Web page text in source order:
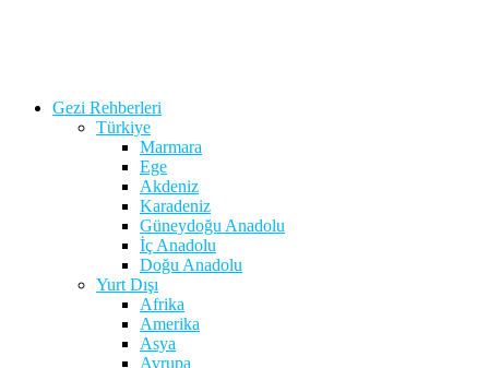
Gezi Rehberleri
Türkiye
Marmara
Ege
Akdeniz
Karadeniz
Güneydoğu Anadolu
İç Anadolu
Doğu Anadolu
Yurt Dışı
Afrika
Amerika
Asya
Avrupa